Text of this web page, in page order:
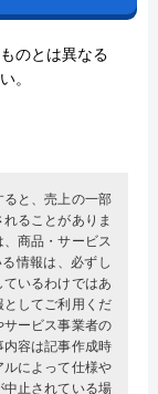
のとは異なる
。
と、売上の一部
ることがありま
商品・サービス
情報は、必ずし
いるわけではあ
としてご利用くだ
ービス事業者の
容は記事作成時
によって仕様や
止されている場